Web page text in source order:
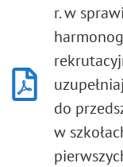
r. w
do
w